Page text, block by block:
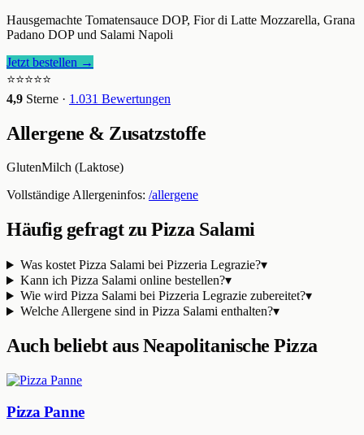
Hausgemachte Tomatensauce DOP, Fior di Latte Mozzarella, Grana
Padano DOP und Salami Napoli
Jetzt bestellen →
⭐⭐⭐⭐⭐
4,9 Sterne · 1.031 Bewertungen
Allergene & Zusatzstoffe
GlutenMilch (Laktose)
Vollständige Allergeninfos: /allergene
Häufig gefragt zuPizza Salami
Was kostet Pizza Salami bei Pizzeria Legrazie?▾
Kann ich Pizza Salami online bestellen?▾
Wie wird Pizza Salami bei Pizzeria Legrazie zubereitet?▾
Welche Allergene sind in Pizza Salami enthalten?▾
Auch beliebt ausNeapolitanische Pizza
Pizza Panne